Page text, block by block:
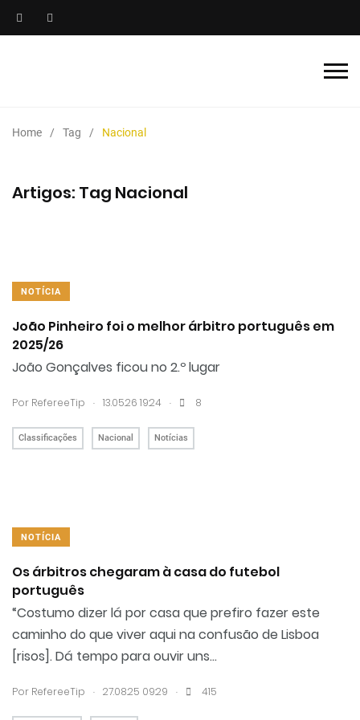
Home Tag Nacional
Artigos: Tag Nacional
NOTÍCIA
João Pinheiro foi o melhor árbitro português em
2025/26
João Gonçalves ficou no 2.º lugar
Por RefereeTip . 13.05.26 19:24 . 8
Classificações Nacional Notícias
NOTÍCIA
Os árbitros chegaram à casa do futebol
português
“Costumo dizer lá por casa que prefiro fazer este
caminho do que viver aqui na confusão de Lisboa
[risos]. Dá tempo para ouvir uns...
Por RefereeTip . 27.08.25 09:29 . 415